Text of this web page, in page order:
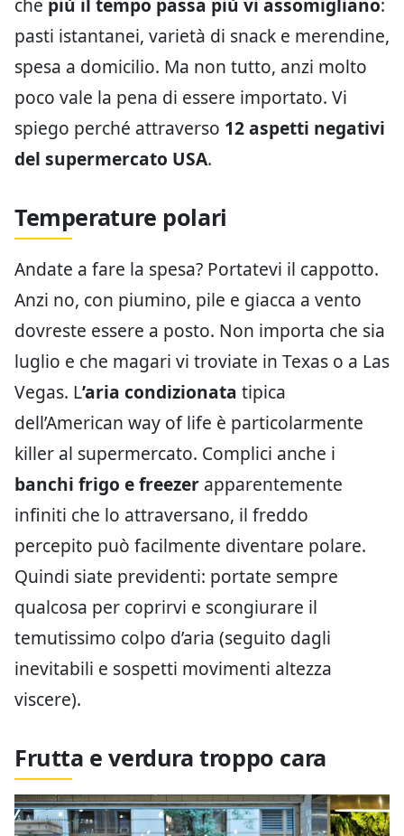
che più il tempo passa più vi assomigliano:
pasti istantanei, varietà di snack e merendine,
spesa a domicilio. Ma non tutto, anzi molto
poco vale la pena di essere importato. Vi
spiego perché attraverso 12 aspetti negativi
del supermercato USA.
Temperature polari
Andate a fare la spesa? Portatevi il cappotto.
Anzi no, con piumino, pile e giacca a vento
dovreste essere a posto. Non importa che sia
luglio e che magari vi troviate in Texas o a Las
Vegas. L’aria condizionata tipica
dell’American way of life è particolarmente
killer al supermercato. Complici anche i
banchi frigo e freezer apparentemente
infiniti che lo attraversano, il freddo
percepito può facilmente diventare polare.
Quindi siate previdenti: portate sempre
qualcosa per coprirvi e scongiurare il
temutissimo colpo d’aria (seguito dagli
inevitabili e sospetti movimenti altezza
viscere).
Frutta e verdura troppo cara